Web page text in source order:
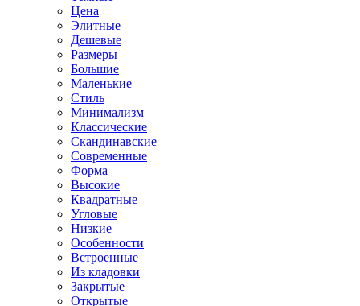
Цена
Элитные
Дешевые
Размеры
Большие
Маленькие
Стиль
Минимализм
Классические
Скандинавские
Современные
Форма
Высокие
Квадратные
Угловые
Низкие
Особенности
Встроенные
Из кладовки
Закрытые
Открытые